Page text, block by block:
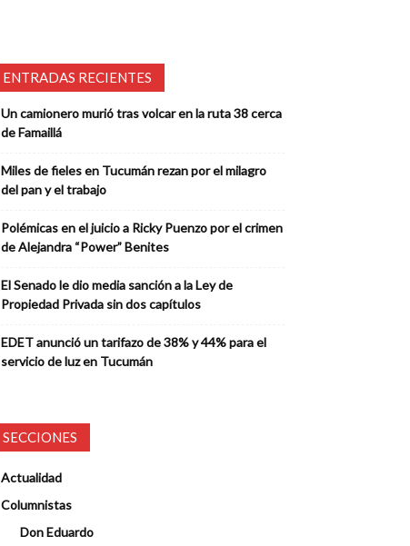
ENTRADAS RECIENTES
Un camionero murió tras volcar en la ruta 38 cerca
de Famaillá
Miles de fieles en Tucumán rezan por el milagro
del pan y el trabajo
Polémicas en el juicio a Ricky Puenzo por el crimen
de Alejandra “Power” Benites
El Senado le dio media sanción a la Ley de
Propiedad Privada sin dos capítulos
EDET anunció un tarifazo de 38% y 44% para el
servicio de luz en Tucumán
SECCIONES
Actualidad
Columnistas
Don Eduardo